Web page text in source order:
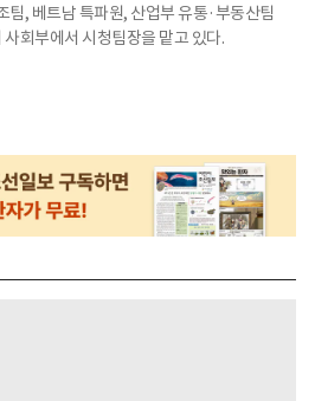
팀, 베트남 특파원, 산업부 유통·부동산팀
사회부에서 시청팀장을 맡고 있다.